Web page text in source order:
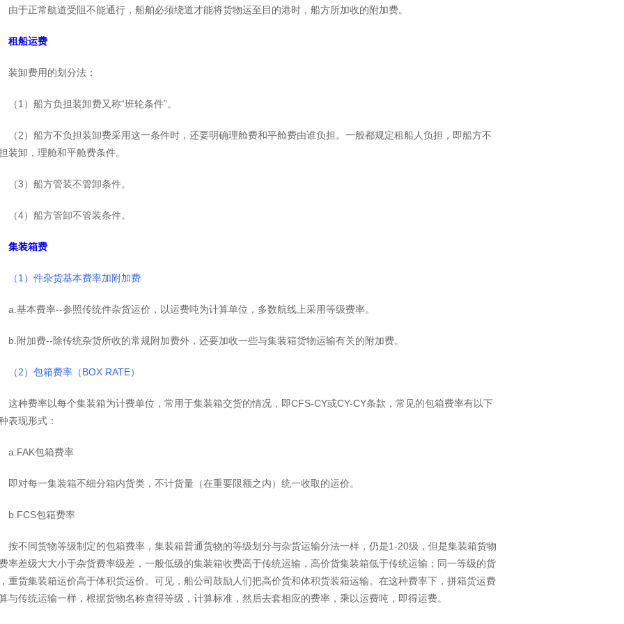
由于正常航道受阻不能通行，船舶必须绕道才能将货物运至目的港时，船方所加收的附加费。
租船运费
装卸费用的划分法：
（1）船方负担装卸费又称“班轮条件”。
（2）船方不负担装卸费采用这一条件时，还要明确理舱费和平舱费由谁负担。一般都规定租船人负担，即船方不
装卸，理舱和平舱费条件。
（3）船方管装不管卸条件。
（4）船方管卸不管装条件。
集装箱费
（1）件杂货基本费率加附加费
a.基本费率--参照传统件杂货运价，以运费吨为计算单位，多数航线上采用等级费率。
b.附加费--除传统杂货所收的常规附加费外，还要加收一些与集装箱货物运输有关的附加费。
（2）包箱费率（BOX RATE）
这种费率以每个集装箱为计费单位，常用于集装箱交货的情况，即CFS-CY或CY-CY条款，常见的包箱费率有以下
表现形式：
a.FAK包箱费率
即对每一集装箱不细分箱内货类，不计货量（在重要限额之内）统一收取的运价。
b.FCS包箱费率
按不同货物等级制定的包箱费率，集装箱普通货物的等级划分与杂货运输分法一样，仍是1-20级，但是集装箱货物
率差级大大小于杂货费率级差，一般低级的集装箱收费高于传统运输，高价货集装箱低于传统运输；同一等级的货
重货集装箱运价高于体积货运价。可见，船公司鼓励人们把高价货和体积货装箱运输。在这种费率下，拼箱货运费
与传统运输一样，根据货物名称查得等级，计算标准，然后去套相应的费率，乘以运费吨，即得运费。